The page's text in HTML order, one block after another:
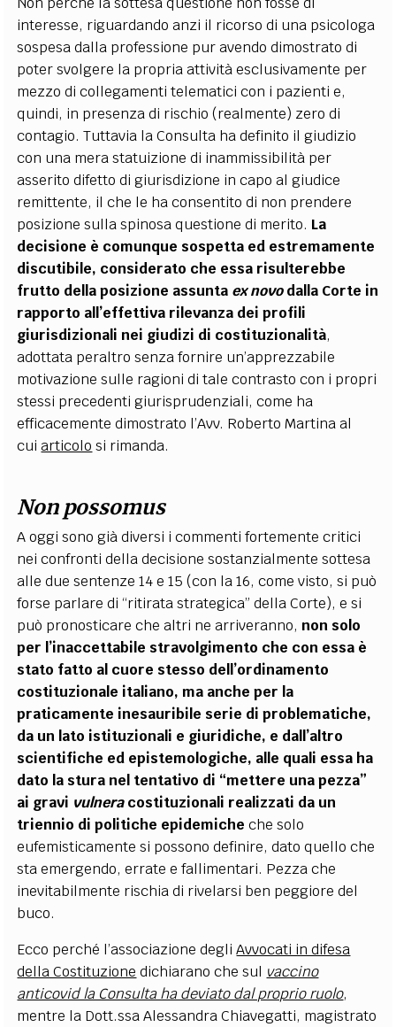
interesse, riguardando anzi il ricorso di una psicologa
sospesa dalla professione pur avendo dimostrato di
poter svolgere la propria attività esclusivamente per
mezzo di collegamenti telematici con i pazienti e,
quindi, in presenza di rischio (realmente) zero di
contagio. Tuttavia la Consulta ha definito il giudizio
con una mera statuizione di inammissibilità per
asserito difetto di giurisdizione in capo al giudice
remittente, il che le ha consentito di non prendere
posizione sulla spinosa questione di merito. La
decisione è comunque sospetta ed estremamente
discutibile, considerato che essa risulterebbe
frutto della posizione assunta ex novodalla Corte in
rapporto all’effettiva rilevanza dei profili
giurisdizionali nei giudizi di costituzionalità,
adottata peraltro senza fornire un’apprezzabile
motivazione sulle ragioni di tale contrasto con i propri
stessi precedenti giurisprudenziali, come ha
efficacemente dimostrato l’Avv. Roberto Martina al
cuiarticolo si rimanda.
Non possomus
A oggisono già diversi i commenti fortemente critici
nei confronti della decisione sostanzialmente sottesa
alle due sentenze 14 e 15 (con la 16, come visto, si può
forse parlare di “ritirata strategica” della Corte), e si
può pronosticare che altri ne arriveranno, non solo
per l’inaccettabile stravolgimento che con essa è
stato fatto al cuore stesso dell’ordinamento
costituzionale italiano, ma anche per la
praticamente inesauribile serie di problematiche,
da un lato istituzionali e giuridiche, e dall’altro
scientifiche ed epistemologiche, alle quali essa ha
dato la stura nel tentativo di “mettere una pezza”
ai gravi vulneracostituzionali realizzati da un
triennio di politiche epidemiche che solo
eufemisticamente si possono definire, dato quello che
sta emergendo, errate e fallimentari. Pezza che
inevitabilmente rischia di rivelarsi ben peggiore del
buco.
Ecco perché l’associazione degliAvvocati in difesa
della Costituzione dichiarano che sul vaccino
anticovid la Consulta ha deviato dal proprio ruolo,
mentre la Dott.ssa Alessandra Chiavegatti, magistrato